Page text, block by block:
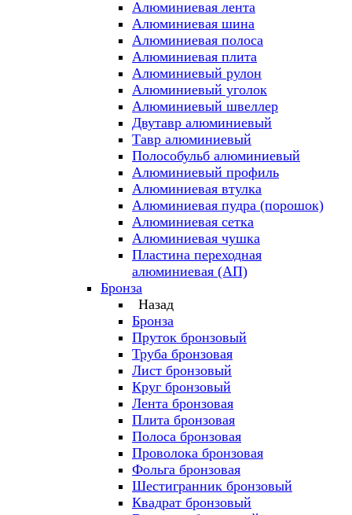
Алюминиевая лента
Алюминиевая шина
Алюминиевая полоса
Алюминиевая плита
Алюминиевый рулон
Алюминиевый уголок
Алюминиевый швеллер
Двутавр алюминиевый
Тавр алюминиевый
Полособульб алюминиевый
Алюминиевый профиль
Алюминиевая втулка
Алюминиевая пудра (порошок)
Алюминиевая сетка
Алюминиевая чушка
Пластина переходная
алюминиевая (АП)
Бронза
Назад
Бронза
Пруток бронзовый
Труба бронзовая
Лист бронзовый
Круг бронзовый
Лента бронзовая
Плита бронзовая
Полоса бронзовая
Проволока бронзовая
Фольга бронзовая
Шестигранник бронзовый
Квадрат бронзовый